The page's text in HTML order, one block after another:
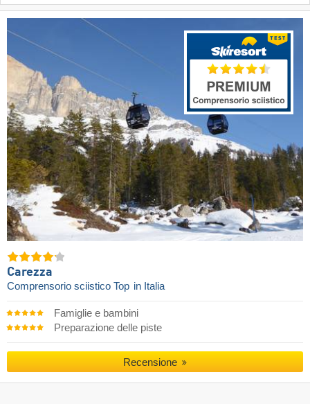
Carezza
Comprensorio sciistico Top in Italia
Famiglie e bambini
Preparazione delle piste
Recensione